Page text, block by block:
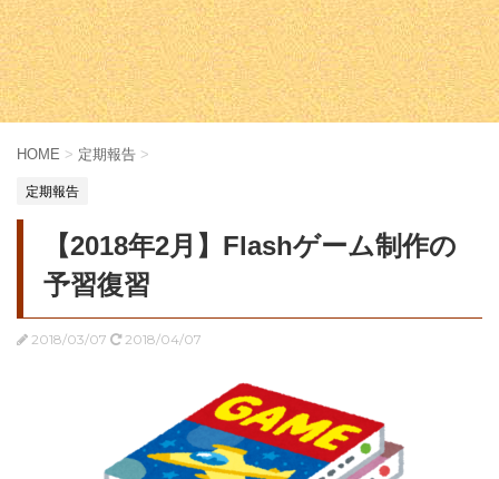
HOME > 定期報告 >
定期報告
【2018年2月】Flashゲーム制作の
予習復習
2018/03/07 2018/04/07